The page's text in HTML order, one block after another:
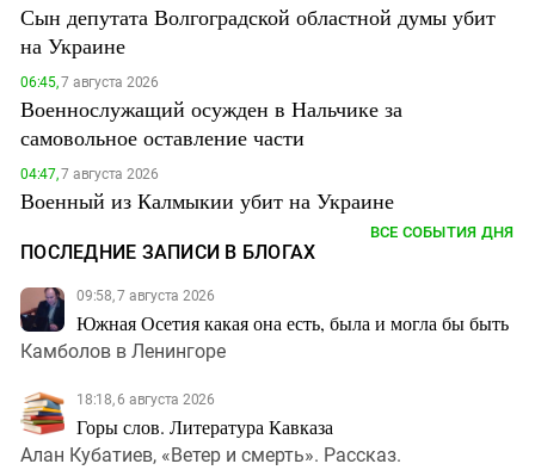
Сын депутата Волгоградской областной думы убит
на Украине
06:45,7 августа 2026
Военнослужащий осужден в Нальчике за
самовольное оставление части
04:47,7 августа 2026
Военный из Калмыкии убит на Украине
ВСЕ СОБЫТИЯ ДНЯ
ПОСЛЕДНИЕ ЗАПИСИ В БЛОГАХ
09:58, 7 августа 2026
Южная Осетия какая она есть, была и могла бы быть
Камболов в Ленингоре
18:18, 6 августа 2026
Горы слов. Литература Кавказа
Алан Кубатиев, «Ветер и смерть». Рассказ.